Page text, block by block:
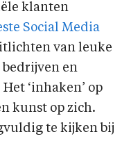
klanten
Social Media
van leuke
bedrijven en
‘inhaken’ op
kunst op zich.
te kijken bij